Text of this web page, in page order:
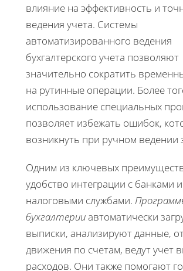
влияние на эффективность и
ведения учета. Системы
автоматизированного ведения
бухгалтерского учета позволяют
значительно сократить
на рутинные операции. Более
использование специальных
позволяет избежать ошибок,
возникнуть при ручном ведении
Одним из ключевых
удобство интеграции с банками и
налоговыми службами.
бухгалтерииавтоматически
выписки, анализируют данные,
движения по счетам, ведут учет
расходов. Они также помогают